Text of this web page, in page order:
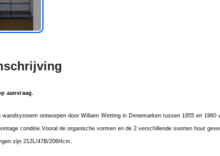
aanvraag.
wandsysteem ontworpen door Willaim Wetting in Denemarken tussen 1955 en
conditie.Vooral de organische vormen en de 2 verschillende soorten hout
zijn 212L/47B/206Hcm